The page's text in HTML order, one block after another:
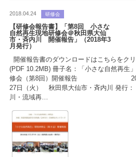
2018.04.24 研修会
【研修会報告書】「第8回 小さな
自然再生現地研修会＠秋田県大仙
市・斉内川 開催報告」（2018年3
月発行）
開催報告書のダウンロードはこちらをク
(PDF 10.2MB) 冊子名：「小さな自然再生
修会（第8回）開催報告
27日（火） 秋田県大仙市・斉内川 発行
川・流域再…